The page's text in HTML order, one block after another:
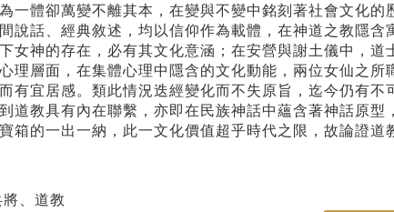
一體卻萬變不離其本，在變與不變中銘刻著社會文化的
說話、經典敘述，均以信仰作為載體，在神道之教隱含
女神的存在，必有其文化意涵；在安營與謝土儀中，道
理層面，在集體心理中隱含的文化動能，兩位女仙之所
有宜居感。類此情況迭經變化而不失原旨，迄今仍有不
道教具有內在聯繫，亦即在民族神話中蘊含著神話原型
箱的一出一納，此一文化價值超乎時代之限，故論證道
、道教